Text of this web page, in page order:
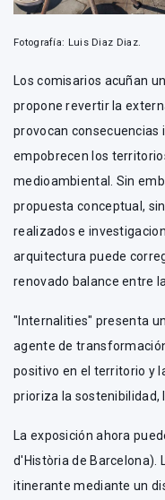
Fotografía: Luis Diaz Diaz.
Los comisarios acuñan
propone revertir la
provocan consecuencias
empobrecen los
medioambiental. Sin
propuesta conceptual,
realizados e
arquitectura puede
renovado balance entre
"Internalities" presenta
agente de
positivo en el territorio y
prioriza la sostenibilidad,
La exposición ahora
d'Història de Barcelona).
itinerante mediante un